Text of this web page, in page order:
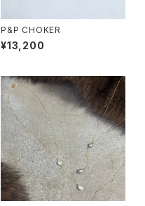
P&P CHOKER
¥13,200